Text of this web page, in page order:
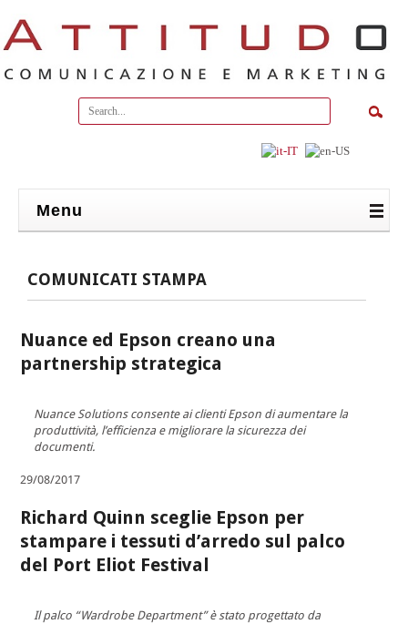
Menu
COMUNICATI STAMPA
Nuance ed Epson creano una
partnership strategica
Nuance Solutions consente ai clienti Epson di aumentare la
produttività, l’efficienza e migliorare la sicurezza dei
documenti.
29/08/2017
Richard Quinn sceglie Epson per
stampare i tessuti d’arredo sul palco
del Port Eliot Festival
Il palco “Wardrobe Department” è stato progettato da